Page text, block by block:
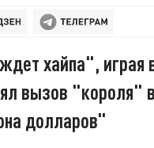
хайпа", играя
вызов "короля"
долларов"